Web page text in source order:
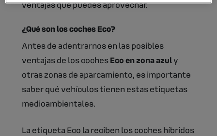
ventajas que puedes aprovechar.
¿Qué son los coches Eco?
Antes de adentrarnos en las posibles
ventajas de los cochesEco en zona azuly
otras zonas de aparcamiento, es importante
saber qué vehículos tienen estas etiquetas
medioambientales.
La etiqueta Eco la reciben los coches híbridos